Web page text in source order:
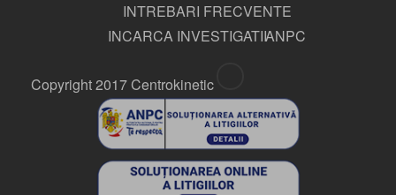
INTREBARI FRECVENTE
INCARCA INVESTIGATIIANPC
Copyright 2017 Centrokinetic